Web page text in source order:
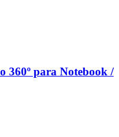
360º para Notebook /